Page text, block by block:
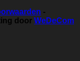
-
door WeDeCom